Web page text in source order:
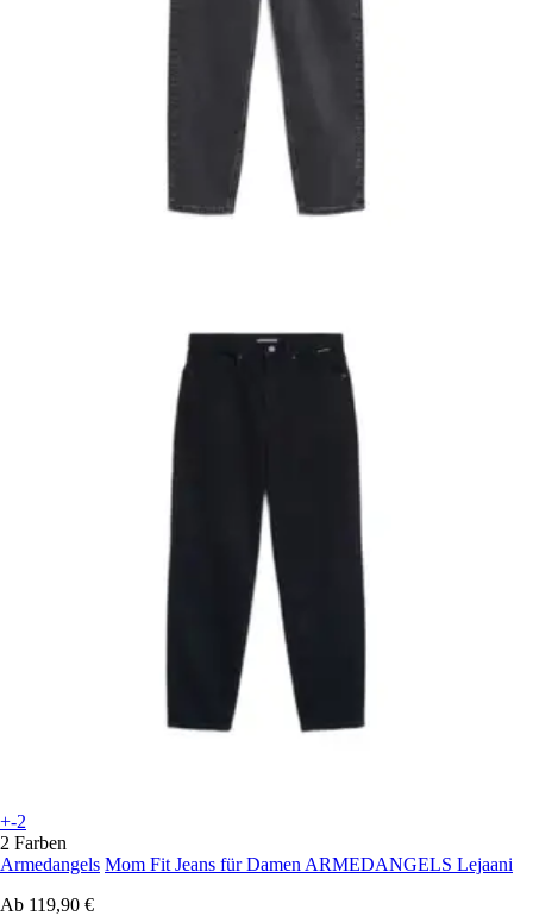
+-2
2 Farben
Armedangels Mom Fit Jeans für Damen ARMEDANGELS Lejaani
Ab 119,90 €